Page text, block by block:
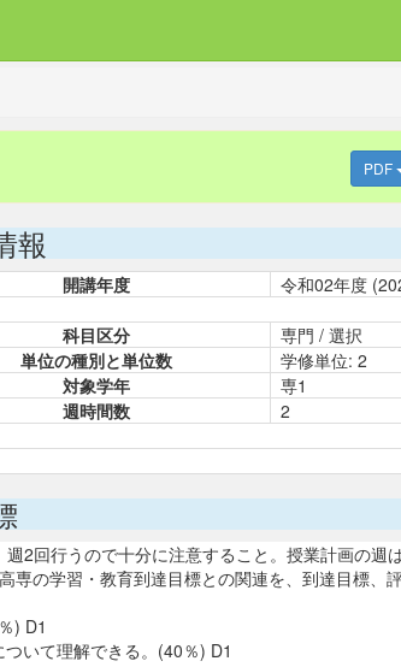
PDF
報
開講年度
令和02年度
科目区分
専門 / 選択
単位の種別と単位数
学修単位: 2
対象学年
専1
週時間数
2
2回行うので十分に注意すること。授業計画の週
の学習・教育到達目標との関連を、到達目標、
) D1
いて理解できる。(40％) D1